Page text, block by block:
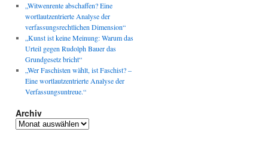
„Witwenrente abschaffen? Eine
wortlautzentrierte Analyse der
verfassungsrechtlichen Dimension“
„Kunst ist keine Meinung: Warum das
Urteil gegen Rudolph Bauer das
Grundgesetz bricht“
„Wer Faschisten wählt, ist Faschist? –
Eine wortlautzentrierte Analyse der
Verfassungsuntreue.“
Archiv
Archiv